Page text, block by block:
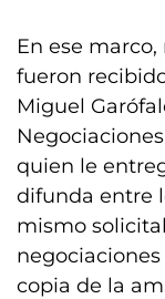
En ese
fueron
Miguel
quien le
difunda entre
mismo
copia de la